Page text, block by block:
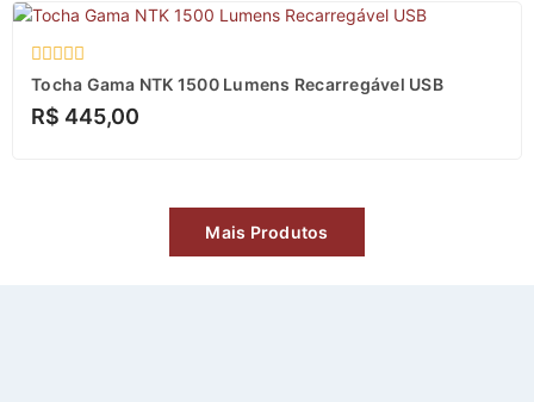
Avaliação
de
Tocha Gama NTK 1500 Lumens Recarregável USB
R$ 445,00
Mais Produtos